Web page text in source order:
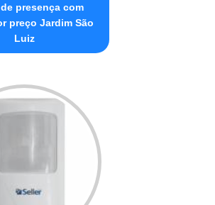
presença com
preço Jardim São
Luiz